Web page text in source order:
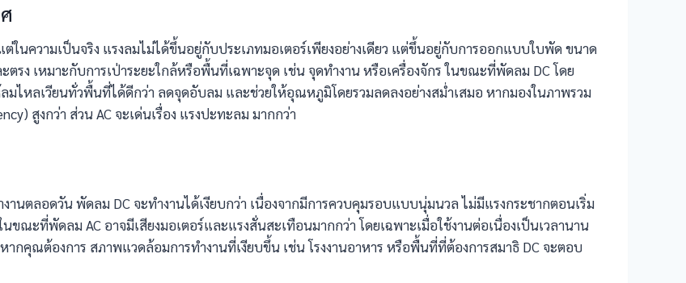
ต่ในความเป็นจริง แรงลมไม่ได้ขึ้นอยู่กับประเภทมอเตอร์เพียงอย่างเดียว แต่ขึ้นอยู่กับการออกแบบใบพัด ขนาด
ง เหมาะกับการเป่าระยะใกล้หรือพื้นที่เฉพาะจุด เช่น จุดทำงาน หรือเครื่องจักร ในขณะที่พัดลม DC โดย
มไหลเวียนทั่วพื้นที่ได้ดีกว่า ลดจุดอับลม และช่วยให้อุณหภูมิโดยรวมลดลงอย่างสม่ำเสมอ หากมองในภาพรวม
สูงกว่า ส่วน AC จะเด่นเรื่อง แรงปะทะลม มากกว่า
นตลอดวัน พัดลม DC จะทำงานได้เงียบกว่า เนื่องจากมีการควบคุมรอบแบบนุ่มนวล ไม่มีแรงกระชากตอนเริ่ม
ณะที่พัดลม AC อาจมีเสียงมอเตอร์และแรงสั่นสะเทือนมากกว่า โดยเฉพาะเมื่อใช้งานต่อเนื่องเป็นเวลานาน
กคุณต้องการ สภาพแวดล้อมการทำงานที่เงียบขึ้น เช่น โรงงานอาหาร หรือพื้นที่ที่ต้องการสมาธิ DC จะตอบ